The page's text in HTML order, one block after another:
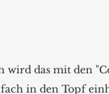
wird das mit den
in den Topf